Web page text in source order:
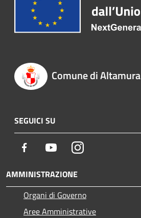
Comune di Altamura
SEGUICI SU
Facebook YoutubeInstagram
AMMINISTRAZIONE
Organi di Governo
Aree Amministrative